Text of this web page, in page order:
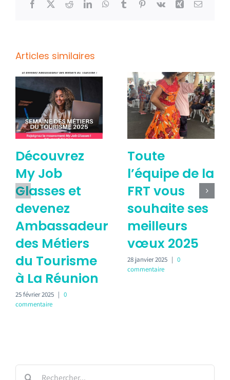
Facebook
X RedditLinkedInWhatsApp
TumblrPinterest
Vk Xing Email
Articles similaires
Découvrez
My Job
Glasses et
devenez
Ambassadeur
des Métiers
du Tourisme
à La Réunion
25 février 2025 | 0
commentaire
Toute
l’équipe de la
FRT vous
souhaite ses
meilleurs
vœux 2025
28 janvier 2025 | 0
commentaire